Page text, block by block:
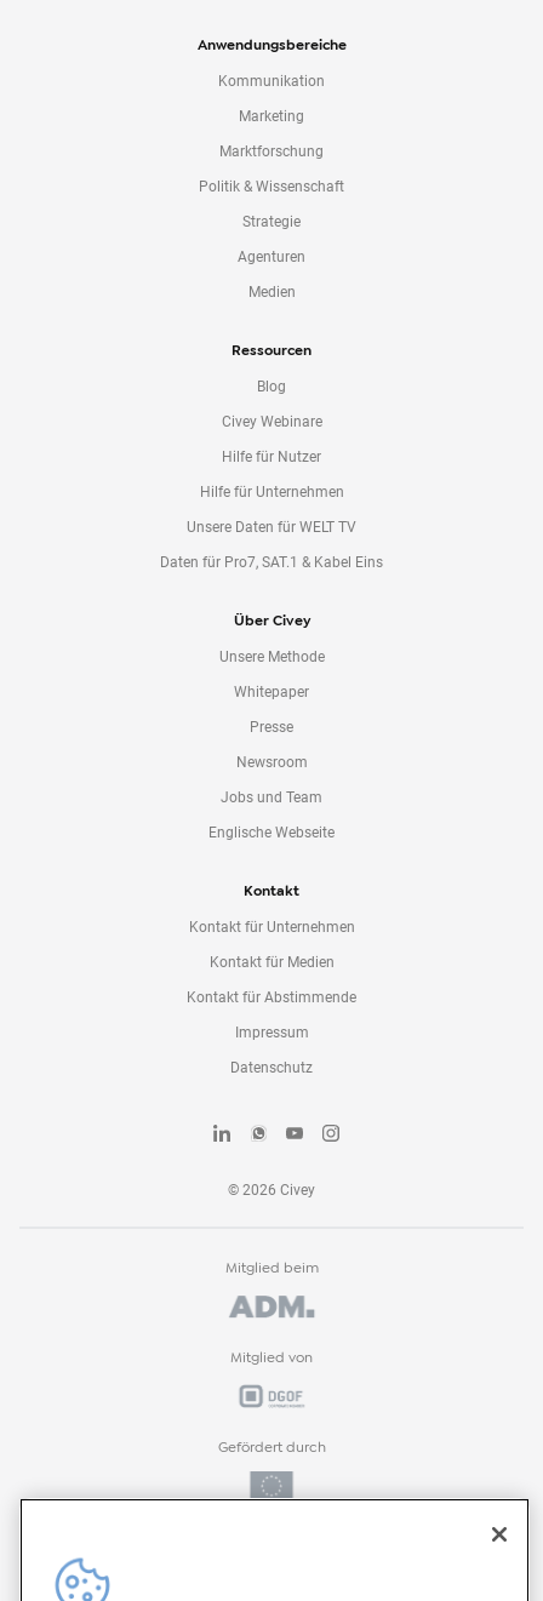
Anwendungsbereiche
Kommunikation
Marketing
Marktforschung
Politik & Wissenschaft
Strategie
Agenturen
Medien
Ressourcen
Blog
Civey Webinare
Hilfe für Nutzer
Hilfe für Unternehmen
Unsere Daten für WELT TV
Daten für Pro7, SAT.1 & Kabel Eins
Über Civey
Unsere Methode
Whitepaper
Presse
Newsroom
Jobs und Team
Englische Webseite
Kontakt
Kontakt für Unternehmen
Kontakt für Medien
Kontakt für Abstimmende
Impressum
Datenschutz
© 2026 Civey
Mitglied beim
Mitglied von
Gefördert durch